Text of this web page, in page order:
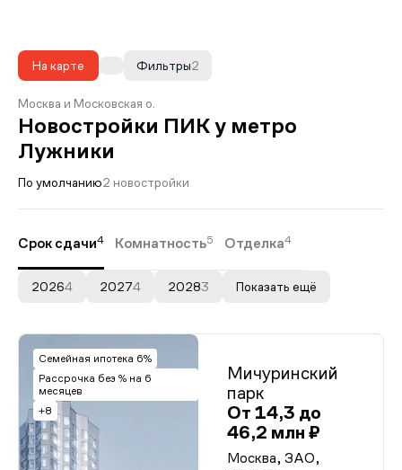
На карте 2
Фильтры
Москва и Московская о.
Новостройки ПИК у метро
Лужники
По умолчанию2 новостройки
Срок сдачи4 Комнатность5 Отделка4
20264 20274 20283 Показать ещё
Семейная ипотека 6%
Рассрочка без % на 6
месяцев
+8
Мичуринский
парк
От 14,3 до
46,2 млн ₽
Москва, ЗАО,